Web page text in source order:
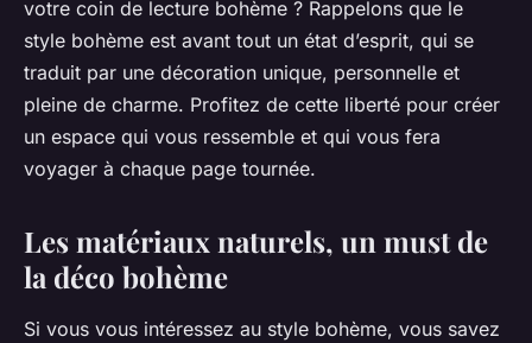
votre coin de lecture bohème ? Rappelons que le
style bohème est avant tout un état d’esprit, qui se
traduit par une décoration unique, personnelle et
pleine de charme. Profitez de cette liberté pour créer
un espace qui vous ressemble et qui vous fera
voyager à chaque page tournée.
Les matériaux naturels, un must de
la déco bohème
Si vous vous intéressez au style bohème, vous savez